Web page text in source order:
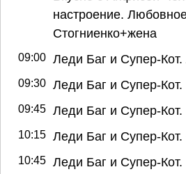
настроение.
Стогниенко+жена
09:00 Леди Баг и Супер-
09:30 Леди Баг и Супер-
09:45 Леди Баг и Супер-
10:15 Леди Баг и Супер-Кот.
10:45 Леди Баг и Супер-